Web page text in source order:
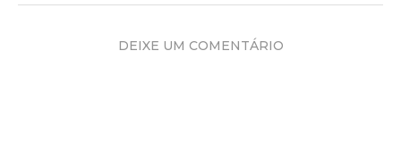
DEIXE UM COMENTÁRIO